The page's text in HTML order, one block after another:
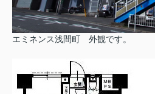
エミネンス浅間町 外観です。